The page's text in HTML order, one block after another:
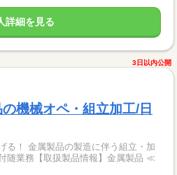
詳細を見る
3日以内公開
機械オペ・組立加工/日
る！ 金属製品の製造に伴う組立・加
業務【取扱製品情報】金属製品 ≪